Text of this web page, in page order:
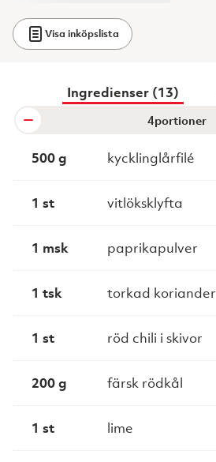
Visa inköpslista
Ingredienser (13)
portioner
500 g kycklinglårfilé
1 st vitlöksklyfta
1 msk paprikapulver
1 tsk torkad koriander
1 st röd chili i skivor
200 g färsk rödkål
1 st lime